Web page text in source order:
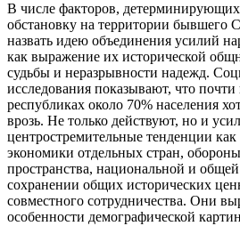
В числе факторов,
обстановку на территории бывшего
назвать идею объединения усилий
как выражение их исторической
судьбы и неразрывности надежд.
исследования показывают, что
республиках около 70% населения
врозь. Не только действуют, но и
центростремительные тенденции
экономики отдельных стран,
пространства, национальной и
сохранении общих исторических
совместного сотрудничества. Они
особенности демографической